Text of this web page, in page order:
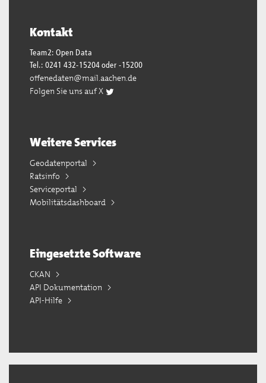
Kontakt
Team2: Open Data
Tel.: 0241 432-15204 oder -15200
offenedaten@mail.aachen.de
Folgen Sie uns auf X
Weitere Services
Geodatenportal
Ratsinfo
Serviceportal
Mobilitätsdashboard
Eingesetzte Software
CKAN
API Dokumentation
API-Hilfe